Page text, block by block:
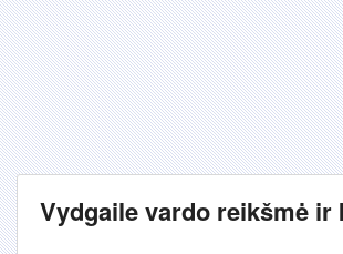
Vydgaile vardo reikšmė ir